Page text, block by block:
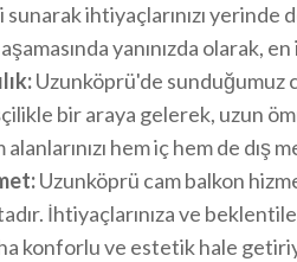
ihtiyaçlarınızı
yanınızda olarak, en
Uzunköprü'de sunduğumuz
bir araya gelerek, uzun
alanlarınızı hem iç hem de
Uzunköprü cam balkon
İhtiyaçlarınıza ve
konforlu ve estetik hale